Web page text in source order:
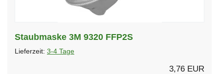
Staubmaske 3M 9320 FFP2S
Lieferzeit: 3-4 Tage
3,76 EUR